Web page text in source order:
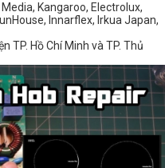
Kangaroo, Electrolux,
Innarflex, Irkua Japan,
TP. Hồ Chí Minh và TP. Thủ